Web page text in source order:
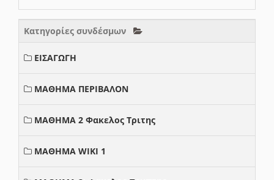
Κατηγορίες συνδέσμων
ΕΙΣΑΓΩΓΗ
ΜΑΘΗΜΑ ΠΕΡΙΒΑΛΟΝ
ΜΑΘΗΜΑ 2 Φακελος Τριτης
ΜΑΘΗΜΑ WIKI 1